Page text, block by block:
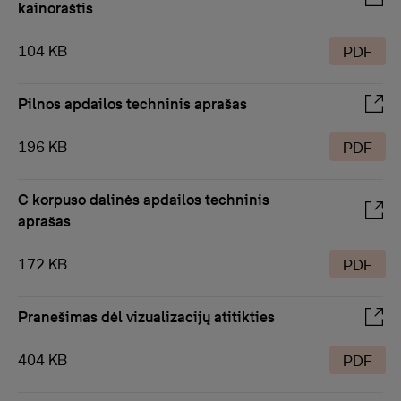
kainoraštis
104 KB PDF
Pilnos apdailos techninis aprašas
196 KB PDF
C korpuso dalinės apdailos techninis
aprašas
172 KB PDF
Pranešimas dėl vizualizacijų atitikties
404 KB PDF